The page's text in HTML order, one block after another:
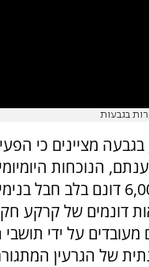
בגבעות
מציינים כי
הנוכחות
שמירה על כ-6,000 דונם בלב
דונמים של קרקע
מעובדים על ידי
של הגרעין